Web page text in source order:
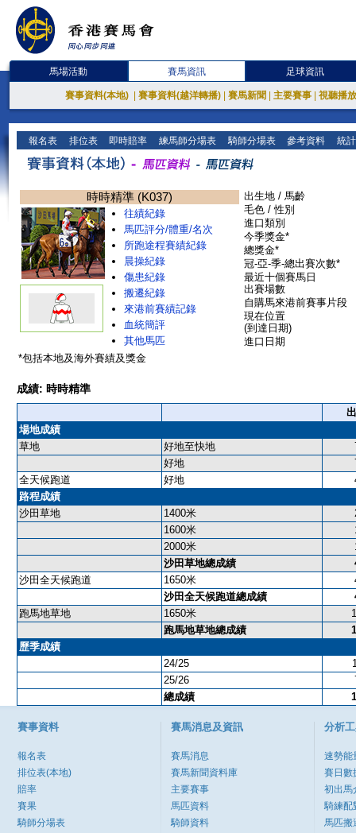
馬場活動 賽馬資訊 足球資訊
賽事資料(本地) 賽事資料(越洋轉播) 賽馬新聞 主要賽事 視聽播
報名表 排位表 即時賠率 練馬師分場表 騎師分場表 參考資料 統
時時精準 (K037)
往績紀錄
馬匹評分/體重/名次
所跑途程賽績紀錄
晨操紀錄
傷患紀錄
搬遷紀錄
來港前賽績記錄
血統簡評
其他馬匹
出生地 / 馬齡
毛色 / 性別
進口類別
今季獎金*
總獎金*
冠-亞-季-總出賽次數*
最近十個賽馬日
出賽場數
自購馬來港前賽事片段
現在位置
(到達日期)
進口日期
*包括本地及海外賽績及獎金
成績: 時時精準
場地成績
草地
好地至快地
好地
全天候跑道
好地
路程成績
沙田草地
1400米
1600米
2000米
沙田草地總成績
沙田全天候跑道
1650米
沙田全天候跑道總成績
跑馬地草地
1650米
跑馬地草地總成績
歷季成績
24/25
25/26
總成績
賽事資料
報名表
排位表(本地)
賠率
賽果
騎師分場表
賽馬消息及資訊
賽馬消息
賽馬新聞資料庫
主要賽事
馬匹資料
騎師資料
分析
速勢能
賽日數
初出馬
騎練配
馬匹搬